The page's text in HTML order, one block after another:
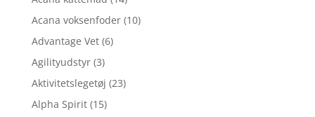
Acana voksenfoder (10)
Advantage Vet (6)
Agilityudstyr (3)
Aktivitetslegetøj (23)
Alpha Spirit (15)